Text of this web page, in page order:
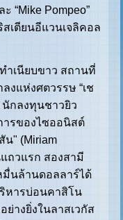
“Mike Pompeo”
เตียนอีแวนเจลิคอล
เนียบขาว สถานที่
งแห่งศตวรรษ “เช
นักลงทุนชาวยิว
ารของไซออนิสต์
น" (Miriam
ถวแรก สองสามี
นล้านดอลลาร์ได้
หารบ่อนคาสิโน
ย่างยิ่งในลาสเวกัส